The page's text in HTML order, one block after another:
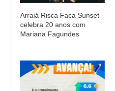
Arraiá Risca Faca Sunset
celebra 20 anos com
Mariana Fagundes